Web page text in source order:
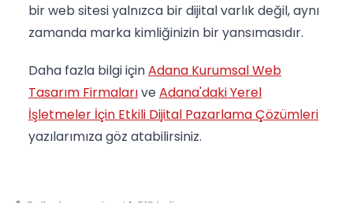
bir web sitesi yalnızca bir dijital varlık değil, aynı
zamanda marka kimliğinizin bir yansımasıdır.
Daha fazla bilgi içinAdana Kurumsal Web
Tasarım FirmalarıveAdana'daki Yerel
İşletmeler İçin Etkili Dijital Pazarlama Çözümleri
yazılarımıza göz atabilirsiniz.